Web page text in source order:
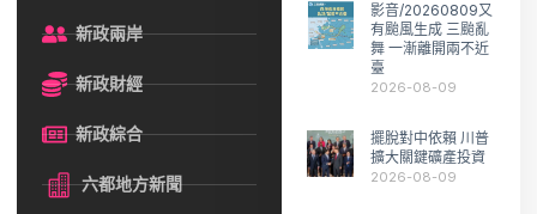
新政兩岸
新政財經
新政綜合
六都地方新聞
影音/20260809又
有颱風生成 三颱亂
舞 一漸離開兩不近
臺
2026-08-09
擺脫對中依賴 川普
擴大關鍵礦產投資
2026-08-09